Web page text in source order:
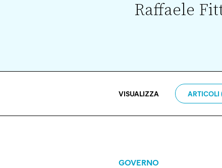
Raffaele
VISUALIZZA ARTICOLI
GOVERNO